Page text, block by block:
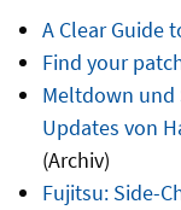
A Clear Guide
Find your
Meltdown und
Updates von
(Archiv)
Fujitsu: Side-